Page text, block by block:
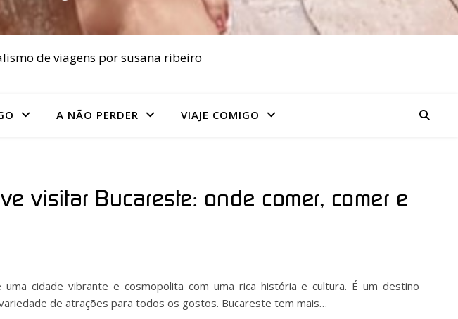
de viagens por susana ribeiro
A NÃO PERDER VIAJE COMIGO
visitar Bucareste: onde comer, comer e
uma cidade vibrante e cosmopolita com uma rica história e cultura. É um destino
de atrações para todos os gostos. Bucareste tem mais…